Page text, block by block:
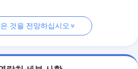
것을 전망하십시오